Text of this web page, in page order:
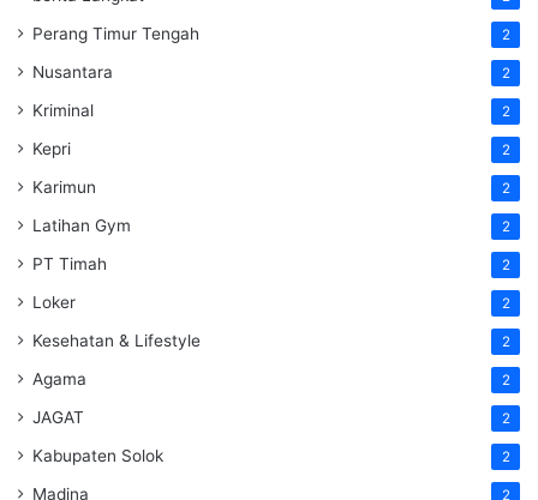
Perang Timur Tengah 2
Nusantara 2
Kriminal 2
Kepri 2
Karimun 2
Latihan Gym 2
PT Timah 2
Loker 2
Kesehatan & Lifestyle 2
Agama 2
JAGAT 2
Kabupaten Solok 2
Madina 2